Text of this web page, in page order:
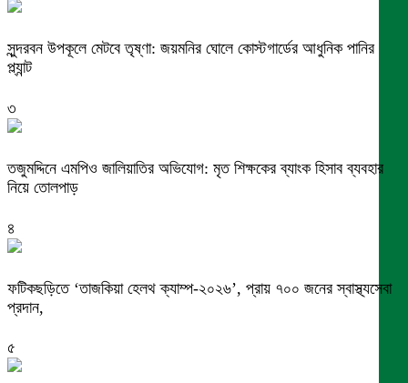
সুন্দরবন উপকূলে মেটবে তৃষ্ণা: জয়মনির ঘোলে কোস্টগার্ডের আধুনিক পানির
প্ল্যান্ট
৩
তজুমদ্দিনে এমপিও জালিয়াতির অভিযোগ: মৃত শিক্ষকের ব্যাংক হিসাব ব্যবহার
নিয়ে তোলপাড়
৪
ফটিকছড়িতে ‘তাজকিয়া হেলথ ক্যাম্প-২০২৬’, প্রায় ৭০০ জনের স্বাস্থ্যসেবা
প্রদান,
৫